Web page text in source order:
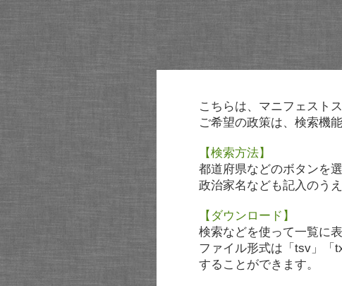
こちらは、マニフェスト
ご希望の政策は、検索機
【検索方法】
都道府県などのボタンを
政治家名なども記入のう
【ダウンロード】
検索などを使って一覧に
ファイル形式は「tsv」「
することができます。